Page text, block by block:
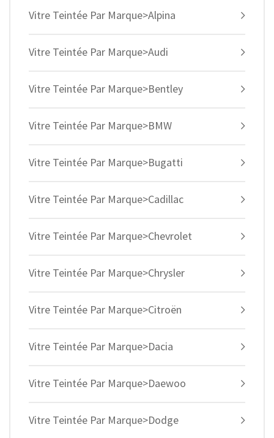
Vitre Teintée Par Marque>Alpina
Vitre Teintée Par Marque>Audi
Vitre Teintée Par Marque>Bentley
Vitre Teintée Par Marque>BMW
Vitre Teintée Par Marque>Bugatti
Vitre Teintée Par Marque>Cadillac
Vitre Teintée Par Marque>Chevrolet
Vitre Teintée Par Marque>Chrysler
Vitre Teintée Par Marque>Citroën
Vitre Teintée Par Marque>Dacia
Vitre Teintée Par Marque>Daewoo
Vitre Teintée Par Marque>Dodge